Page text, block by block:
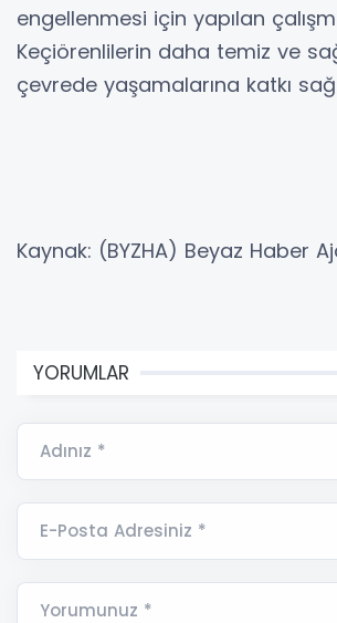
engellenmesi için yapılan
Keçiörenlilerin daha temiz ve
çevrede yaşamalarına katkı
Kaynak: (BYZHA) Beyaz Haber
YORUMLAR
Adınız *
E-Posta Adresiniz *
Yorumunuz *